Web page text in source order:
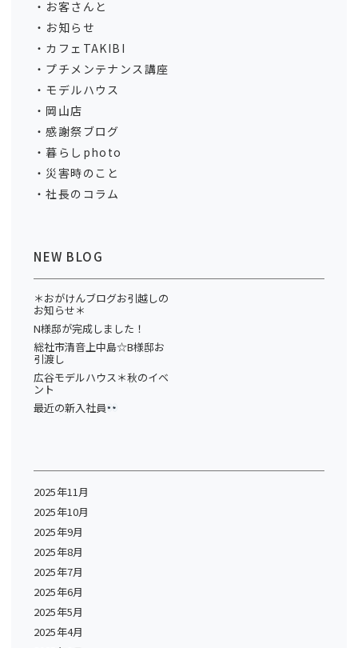
お客さんと
お知らせ
カフェTAKIBI
プチメンテナンス講座
モデルハウス
岡山店
感謝祭ブログ
暮らしphoto
災害時のこと
社長のコラム
NEW BLOG
＊おがけんブログお引越しの
お知らせ＊
N様邸が完成しました！
総社市清音上中島☆B様邸お
引渡し
広谷モデルハウス＊秋のイベ
ント
最近の新入社員
2025年11月
2025年10月
2025年9月
2025年8月
2025年7月
2025年6月
2025年5月
2025年4月